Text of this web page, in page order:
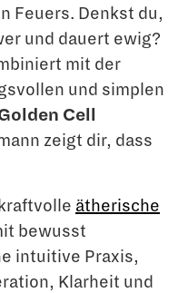
Feuers. Denkst du,
und dauert ewig?
mit der
und simplen
Cell
zeigt dir, dass
ätherische
bewusst
intuitive Praxis,
Klarheit und